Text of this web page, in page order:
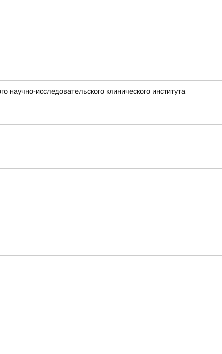
исследовательского клинического института